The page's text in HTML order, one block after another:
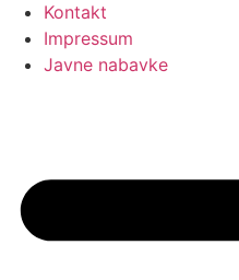
Kontakt
Impressum
Javne nabavke